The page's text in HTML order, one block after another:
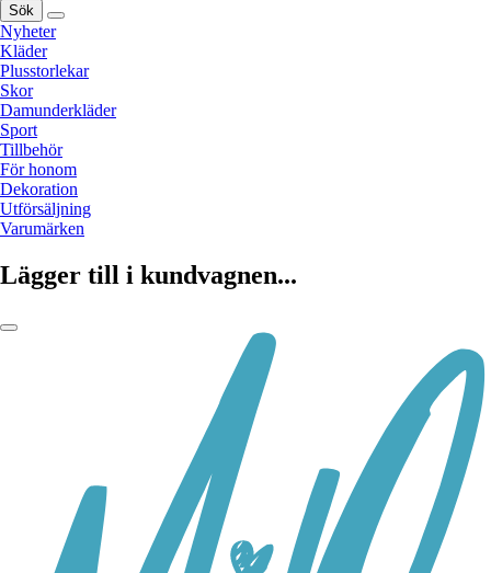
Sök
Nyheter
Kläder
Plusstorlekar
Skor
Damunderkläder
Sport
Tillbehör
För honom
Dekoration
Utförsäljning
Varumärken
Lägger till i kundvagnen...